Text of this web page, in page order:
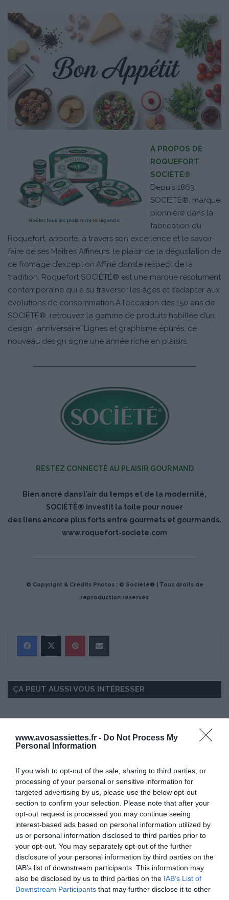
www.avosassiettes.fr - Do Not Process My
Personal Information
If you wish to opt-out of the sale, sharing to third parties, or
processing of your personal or sensitive information for
targeted advertising by us, please use the below opt-out
section to confirm your selection. Please note that after your
opt-out request is processed you may continue seeing
interest-based ads based on personal information utilized by
us or personal information disclosed to third parties prior to
your opt-out. You may separately opt-out of the further
disclosure of your personal information by third parties on the
IAB’s list of downstream participants. This information may
also be disclosed by us to third parties on the IAB’s List of
Downstream Participants that may further disclose it to other
À PROPOS DE
ROQUEFORT
SOCIÉTÉ®
Depuis 1863,
SOCIÉTÉ®, marque
pionnière dans la
fabrication du
Roquefort, apporte, à travers son excellence et le savoir-
faire de ses Maîtres Affineurs, le plaisir de la dégustation de
ce fromage d’exception.Affiné dansle respect de la
tradition, Roquefort SOCIÉTÉ® est une marque résolument
contemporaine qui a su traverser les âges et s’adapter aux
évolutions de consommation.À l’occasion des 150 ans de
SOCIÉTÉ®, retrouvez la gamme de produits habillée d’un
design “anniversaire”.Lignes et graphisme épurés, ce
nouveau design signe une année riche en plaisirs.
RESTEZ CONNECTÉ AU PLAISIR GOURMAND
Bien ancré dans l’air du temps et de la modernité,
SOCIÉTÉ® investit la toile pour nouer
des liens encore plus forts entre gourmets et gourmands.
www.roquefort-societe.com
© Copyright & Crédits Photos : © Société® | Tous droits de
reproduction réservés
ÇA PEUT AUSSI VOUS INTÉRESSER